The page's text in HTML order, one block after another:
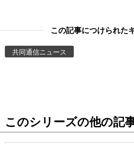
東京
この記事につけられた
共同通信ニュース
このシリーズの他の記